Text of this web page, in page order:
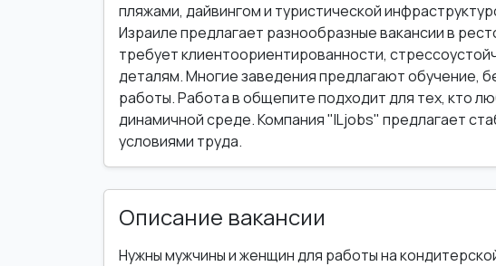
пляжами, дайвингом и туристической
Израиле предлагает разнообразные вакансии в
требует клиентоориентированности,
деталям. Многие заведения предлагают обучение,
работы. Работа в общепите подходит для тех, кто
динамичной среде. Компания "ILjobs" предлагает
условиями труда.
Описание вакансии
Нужны мужчины и женщин для работы на